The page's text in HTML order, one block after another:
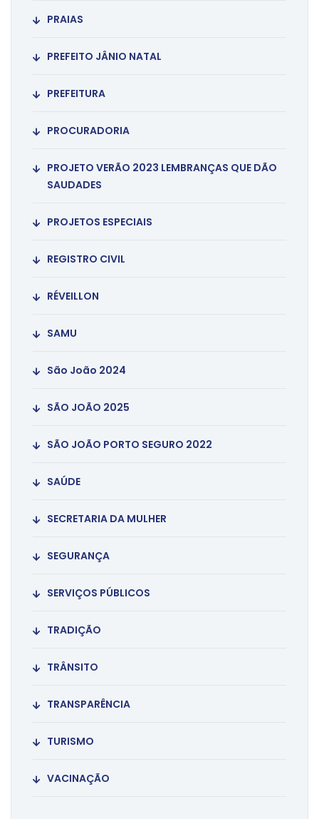
PRAIAS
PREFEITO JÂNIO NATAL
PREFEITURA
PROCURADORIA
PROJETO VERÃO 2023 LEMBRANÇAS QUE DÃO
SAUDADES
PROJETOS ESPECIAIS
REGISTRO CIVIL
RÉVEILLON
SAMU
São João 2024
SÃO JOÃO 2025
SÃO JOÃO PORTO SEGURO 2022
SAÚDE
SECRETARIA DA MULHER
SEGURANÇA
SERVIÇOS PÚBLICOS
TRADIÇÃO
TRÂNSITO
TRANSPARÊNCIA
TURISMO
VACINAÇÃO